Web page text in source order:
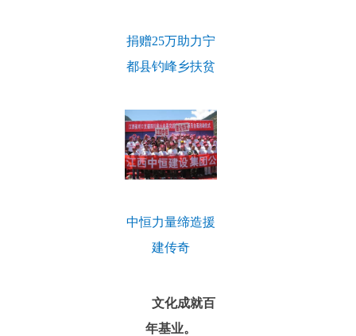
捐赠25万助力宁
都县钓峰乡扶贫
中恒力量缔造援
建传奇
文化成就百
年基业。